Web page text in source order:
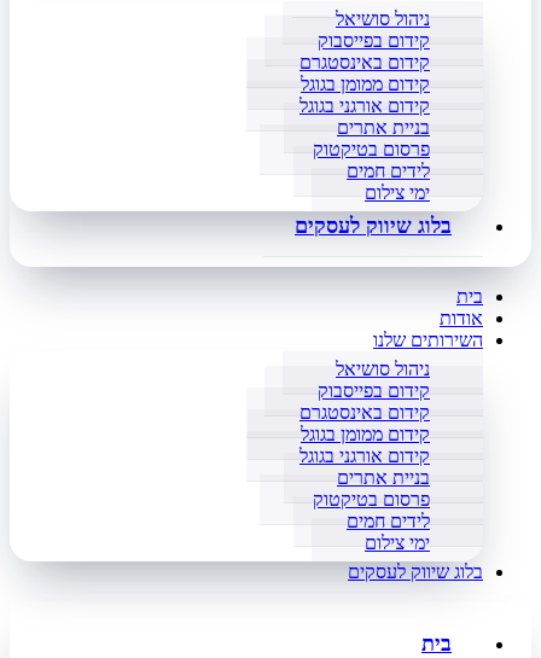
ניהול סושיאל
קידום בפייסבוק
קידום באינסטגרם
קידום ממומן בגוגל
קידום אורגני בגוגל
בניית אתרים
פרסום בטיקטוק
לידים חמים
ימי צילום
בלוג שיווק לעסקים
בית
אודות
השירותים שלנו
ניהול סושיאל
קידום בפייסבוק
קידום באינסטגרם
קידום ממומן בגוגל
קידום אורגני בגוגל
בניית אתרים
פרסום בטיקטוק
לידים חמים
ימי צילום
בלוג שיווק לעסקים
בית